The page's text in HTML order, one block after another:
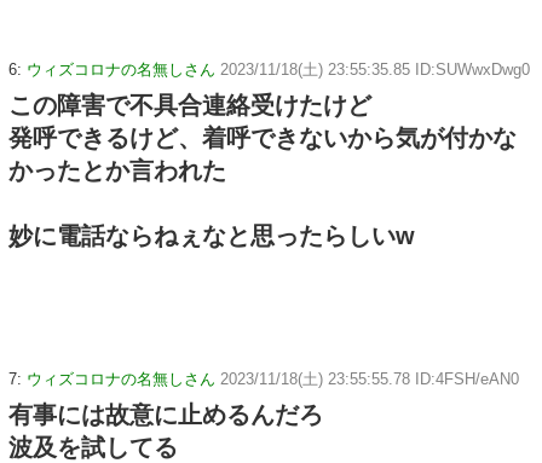
6: ウィズコロナの名無しさん 2023/11/18(土) 23:55:35.85 ID:SUWwxDwg0
この障害で不具合連絡受けたけど
発呼できるけど、着呼できないから気が付かな
かったとか言われた
妙に電話ならねぇなと思ったらしいw
7: ウィズコロナの名無しさん 2023/11/18(土) 23:55:55.78 ID:4FSH/eAN0
有事には故意に止めるんだろ
波及を試してる